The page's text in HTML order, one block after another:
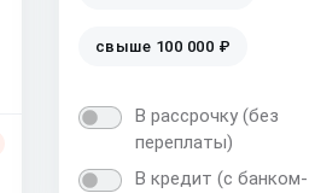
свыше 100 000 ₽
В рассрочку (без
переплаты)
В кредит (с банком-